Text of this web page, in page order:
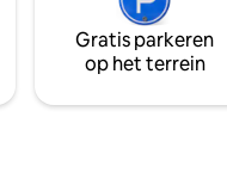
Gratis parkeren
op het terrein